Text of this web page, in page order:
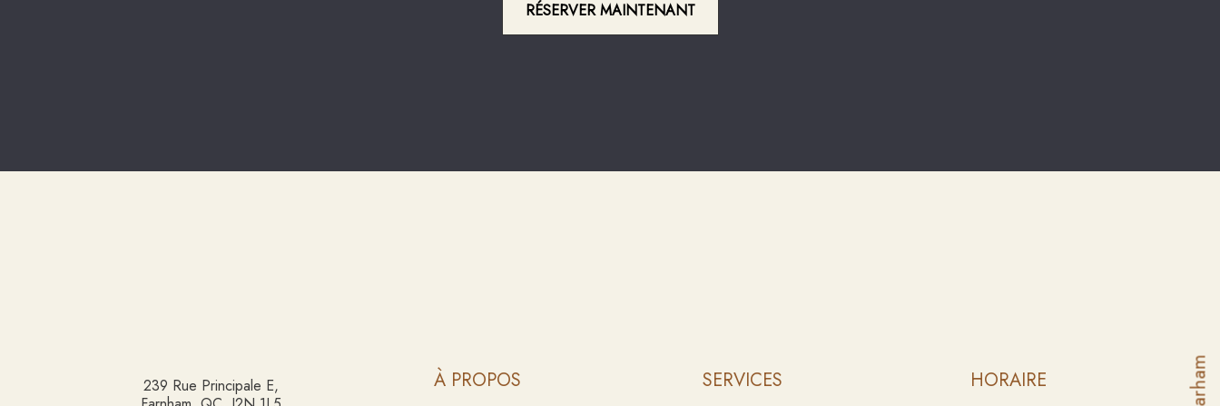
RÉSERVER MAINTENANT
Farham
239 Rue Principale E,
À PROPOS SERVICES HORAIRE